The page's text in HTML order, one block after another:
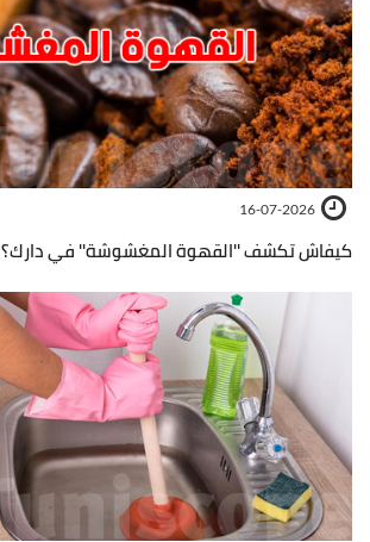
16-07-2026
كيفاش تكشف ''القهوة المغشوشة'' في دارك؟